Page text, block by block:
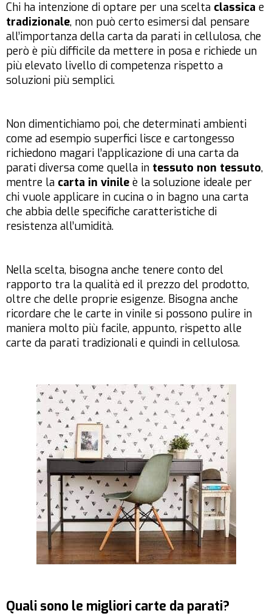
Chi ha intenzione di optare per una scelta classica e
tradizionale, non può certo esimersi dal pensare
all’importanza della carta da parati in cellulosa, che
però è più difficile da mettere in posa e richiede un
più elevato livello di competenza rispetto a
soluzioni più semplici.
Non dimentichiamo poi, che determinati ambienti
come ad esempio superfici lisce e cartongesso
richiedono magari l’applicazione di una carta da
parati diversa come quella in tessuto non tessuto,
mentre la carta in vinile è la soluzione ideale per
chi vuole applicare in cucina o in bagno una carta
che abbia delle specifiche caratteristiche di
resistenza all’umidità.
Nella scelta, bisogna anche tenere conto del
rapporto tra la qualità ed il prezzo del prodotto,
oltre che delle proprie esigenze. Bisogna anche
ricordare che le carte in vinile si possono pulire in
maniera molto più facile, appunto, rispetto alle
carte da parati tradizionali e quindi in cellulosa.
Quali sono le migliori carte da parati?